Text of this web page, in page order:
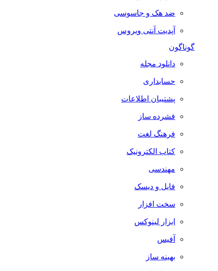
ضد هک و جاسوسی
آپدیت آنتی ویروس
گوناگون
دانلود مجله
حسابداری
پشتیبان اطلاعات
فشرده ساز
فرهنگ لغت
کتاب الکترونیک
مهندسی
فایل و دیسک
سخت افزار
ابزار لینوکس
آفیس
بهینه ساز